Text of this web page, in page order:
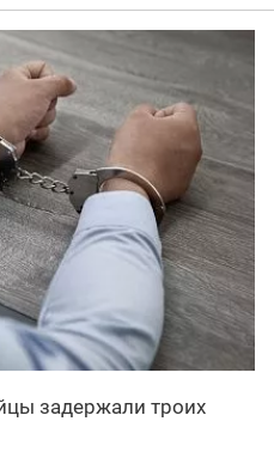
задержали троих